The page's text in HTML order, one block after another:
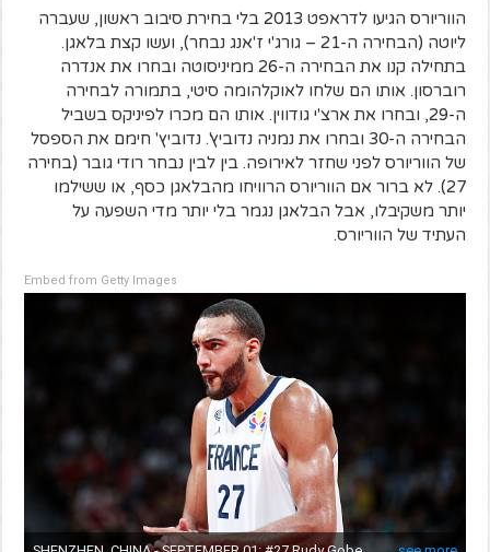
הווריורס הגיעו לדראפט 2013 בלי בחירת סיבוב ראשון, שעברה
ליוטה (הבחירה ה-21 – גורג'י ז'אנג נבחר), ועשו קצת בלאגן.
בתחילה קנו את הבחירה ה-26 ממיניסוטה ובחרו את אנדרה
רוברסון. אותו הם שלחו לאוקלהומה סיטי, בתמורה לבחירה
ה-29, ובחרו את ארצ'י גודווין. אותו הם מכרו לפיניקס בשביל
הבחירה ה-30 ובחרו את נמניה נדוביץ'. נדוביץ' חימם את הספסל
של הווריורס לפני שחזר לאירופה. בין לבין נבחר רודי גובר (בחירה
27). לא ברור אם הווריורס הרוויחו מהבלאגן כסף, או ששילמו
יותר משקיבלו, אבל הבלאגן נגמר בלי יותר מדי השפעה על
העתיד של הווריורס.
Embed from Getty Images